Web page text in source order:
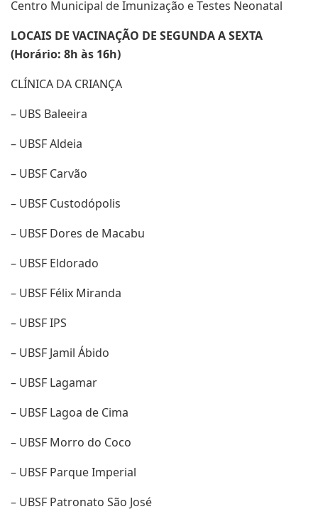
Centro Municipal de Imunização e Testes Neonatal
LOCAIS DE VACINAÇÃO DE SEGUNDA A SEXTA
(Horário: 8h às 16h)
CLÍNICA DA CRIANÇA
– UBS Baleeira
– UBSF Aldeia
– UBSF Carvão
– UBSF Custodópolis
– UBSF Dores de Macabu
– UBSF Eldorado
– UBSF Félix Miranda
– UBSF IPS
– UBSF Jamil Ábido
– UBSF Lagamar
– UBSF Lagoa de Cima
– UBSF Morro do Coco
– UBSF Parque Imperial
– UBSF Patronato São José